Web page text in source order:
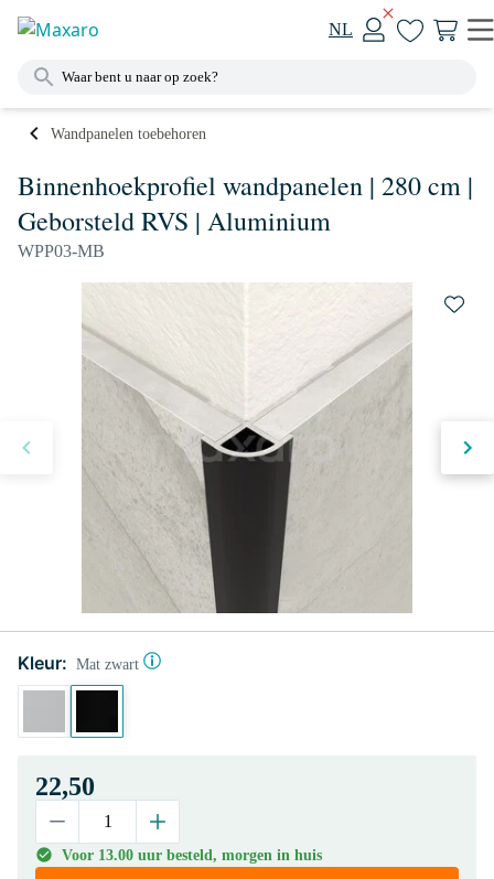
NL
Wandpanelen toebehoren
Binnenhoekprofiel wandpanelen | 280 cm |
Geborsteld RVS | Aluminium
WPP03-MB
Kleur: Mat zwart
22,50
Voor 13.00 uur besteld, morgen in huis